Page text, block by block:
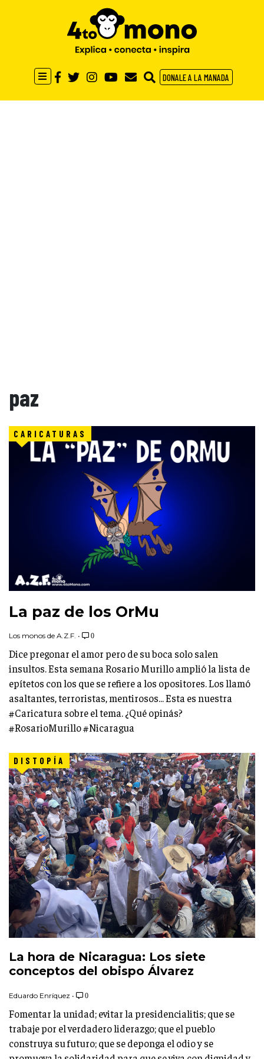
DONALE A LA MANADA
paz
CARICATURAS
La paz de los OrMu
Los monos de A.Z.F. • 0
Dice pregonar el amor pero de su boca solo salen
insultos. Esta semana Rosario Murillo amplió la lista de
epítetos con los que se refiere a los opositores. Los llamó
asaltantes, terroristas, mentirosos... Esta es nuestra
#Caricatura sobre el tema. ¿Qué opinás?
#RosarioMurillo #Nicaragua
DISTOPÍA
La hora de Nicaragua: Los siete
conceptos del obispo Álvarez
Eduardo Enríquez • 0
Fomentar la unidad; evitar la presidencialitis; que se
trabaje por el verdadero liderazgo; que el pueblo
construya su futuro; que se deponga el odio y se